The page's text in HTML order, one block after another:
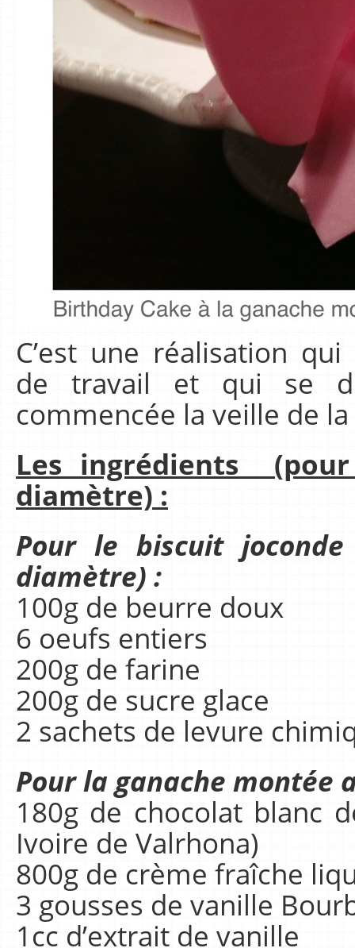
C’est une réalisation
de travail et qui se
commencée la veille de
Les ingrédients
diamètre) :
Pour le biscuit
diamètre) :
100g de beurre doux
6 oeufs entiers
200g de farine
200g de sucre glace
2 sachets de levure
Pour la ganache montée
180g de chocolat blanc
Ivoire de Valrhona)
800g de crème fraîche
3 gousses de vanille
1cc d’extrait de vanille